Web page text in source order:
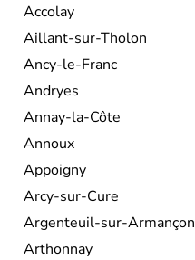
Accolay
Aillant-sur-Tholon
Ancy-le-Franc
Andryes
Annay-la-Côte
Annoux
Appoigny
Arcy-sur-Cure
Argenteuil-sur-Armançon
Arthonnay